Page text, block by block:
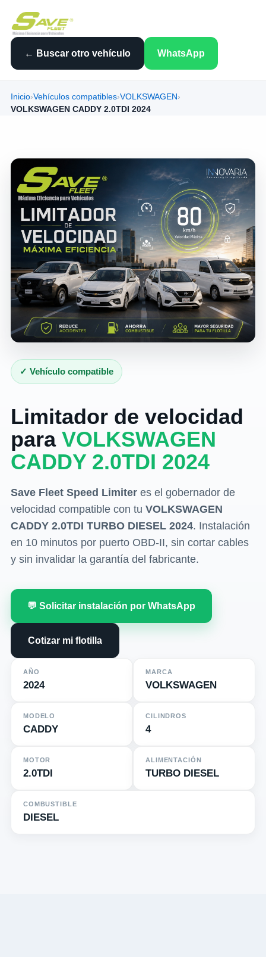
← Buscar otro vehículo WhatsApp
Inicio›Vehículos compatibles›VOLKSWAGEN ›
VOLKSWAGEN CADDY 2.0TDI 2024
✓ Vehículo compatible
Limitador de velocidad
para VOLKSWAGEN
CADDY 2.0TDI 2024
Save Fleet Speed Limiteres el gobernador de
velocidad compatible con tu VOLKSWAGEN
CADDY 2.0TDI TURBO DIESEL 2024. Instalación
en 10 minutos por puerto OBD-II, sin cortar cables
y sin invalidar la garantía del fabricante.
💬 Solicitar instalación por WhatsApp
Cotizar mi flotilla
AÑO
2024
MARCA
VOLKSWAGEN
MODELO
CADDY
CILINDROS
4
MOTOR
2.0TDI
ALIMENTACIÓN
TURBO DIESEL
COMBUSTIBLE
DIESEL